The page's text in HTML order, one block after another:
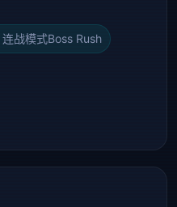
战模式Boss Rush